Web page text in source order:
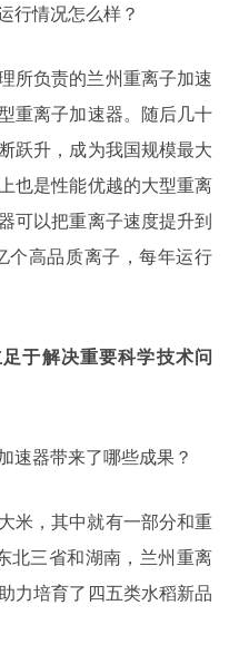
行情况怎么样？
所负责的兰州重离子加速
重离子加速器。随后几十
跃升，成为我国规模最大
也是性能优越的大型重离
可以把重离子速度提升到
个高品质离子，每年运行
于解决重要科学技术问
速器带来了哪些成果？
米，其中就有一部分和重
北三省和湖南，兰州重离
力培育了四五类水稻新品